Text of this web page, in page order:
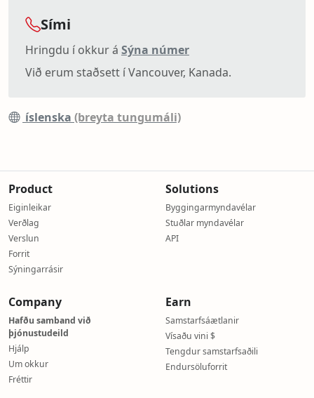
Sími
Hringdu í okkur á Sýna númer
Við erum staðsett í Vancouver, Kanada.
íslenska (breyta tungumáli)
Product
Eiginleikar
Verðlag
Verslun
Forrit
Sýningarrásir
Solutions
Byggingarmyndavélar
Stuðlar myndavélar
API
Company
Hafðu samband við
þjónustudeild
Hjálp
Um okkur
Fréttir
Earn
Samstarfsáætlanir
Vísaðu vini $
Tengdur samstarfsaðili
Endursöluforrit